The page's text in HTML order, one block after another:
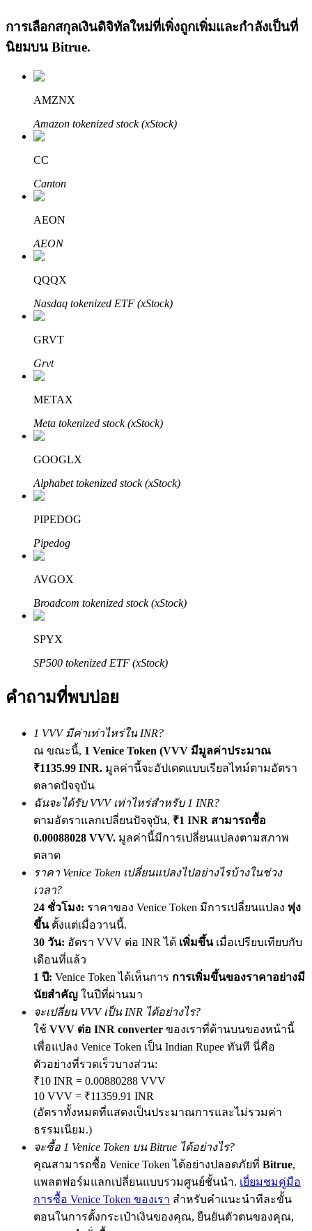
เรียนรู้ Staking
เรียนรู้เกี่ยวกับการสร้างรายได้แบบพาสซีฟ
มากถึง 65% คอมมิชชั่น!
เชิญเพื่อนเพื่อรับรางวัลเงินสด
BTC Welcome Rewards
BTC Welcome Rewards
Deposit & Trade BTC to Share 25000 USDT prize pool!
Deposit CASHCAT & Win
Share 500000 CASHCAT prize pool
Exclusive for BitMart Users
Register & Trade to Win 500,000 USDT
Precious Metals Trading Carnival
Trade Gold & Silver · 33,333 USDT Bonus
USDT New User Exclusive 10% APR
USDT Flexible Staking | Daily Rewards
การเลือกสกุลเงินดิจิทัลใหม่ที่เพิ่งถูกเพิ่มและกำลังเป็นที่
นิยมบน Bitrue.
AMZNX
Amazon tokenized stock (xStock)
CC
Canton
AEON
AEON
QQQX
Nasdaq tokenized ETF (xStock)
GRVT
Grvt
METAX
Meta tokenized stock (xStock)
GOOGLX
Alphabet tokenized stock (xStock)
PIPEDOG
Pipedog
AVGOX
Broadcom tokenized stock (xStock)
SPYX
SP500 tokenized ETF (xStock)
คำถามที่พบบ่อย
1 VVV มีค่าเท่าไหร่ใน INR?
ณ ขณะนี้, 1 Venice Token (VVV มีมูลค่าประมาณ
₹1135.99 INR. มูลค่านี้จะอัปเดตแบบเรียลไทม์ตามอัตรา
ตลาดปัจจุบัน
ฉันจะได้รับ VVV เท่าไหร่สำหรับ 1 INR?
ตามอัตราแลกเปลี่ยนปัจจุบัน, ₹1 INR สามารถซื้อ
0.00088028 VVV. มูลค่านี้มีการเปลี่ยนแปลงตามสภาพ
ตลาด
ราคา Venice Token เปลี่ยนแปลงไปอย่างไรบ้างในช่วง
เวลา?
24 ชั่วโมง: ราคาของ Venice Token มีการเปลี่ยนแปลง พุ่ง
ขึ้นตั้งแต่เมื่อวานนี้.
30 วัน: อัตรา VVV ต่อ INR ได้ เพิ่มขึ้นเมื่อเปรียบเทียบกับ
เดือนที่แล้ว
1 ปี: Venice Token ได้เห็นการ การเพิ่มขึ้นของราคาอย่างมี
นัยสำคัญ ในปีที่ผ่านมา
จะเปลี่ยน VVV เป็น INR ได้อย่างไร?
ใช้ VVV ต่อ INR converter ของเราที่ด้านบนของหน้านี้
เพื่อแปลง Venice Token เป็น Indian Rupee ทันที นี่คือ
ตัวอย่างที่รวดเร็วบางส่วน:
₹10 INR = 0.00880288 VVV
10 VVV = ₹11359.91 INR
(อัตราทั้งหมดที่แสดงเป็นประมาณการและไม่รวมค่า
ธรรมเนียม.)
จะซื้อ 1 Venice Token บน Bitrue ได้อย่างไร?
คุณสามารถซื้อ Venice Token ได้อย่างปลอดภัยที่ Bitrue,
แพลตฟอร์มแลกเปลี่ยนแบบรวมศูนย์ชั้นนำ. เยี่ยมชมคู่มือ
การซื้อ Venice Token ของเรา สำหรับคำแนะนำทีละขั้น
ตอนในการตั้งกระเป๋าเงินของคุณ, ยืนยันตัวตนของคุณ,